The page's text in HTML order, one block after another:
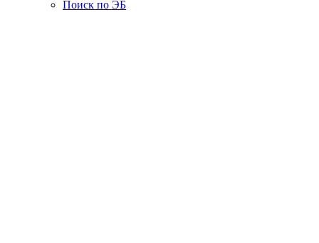
Поиск по ЭБ